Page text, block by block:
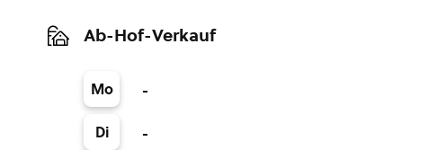
Ab-Hof-Verkauf
Mo -
Di -